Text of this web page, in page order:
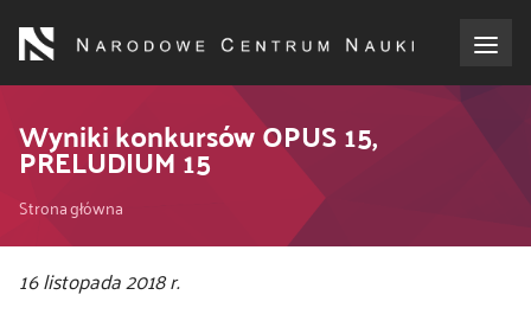
treści
dla wnioskodawców
dla realizujących projekty
Wyniki konkursów OPUS 15,
PRELUDIUM 15
Ścieżka
nawigacyjna
Strona główna
16 listopada 2018 r.